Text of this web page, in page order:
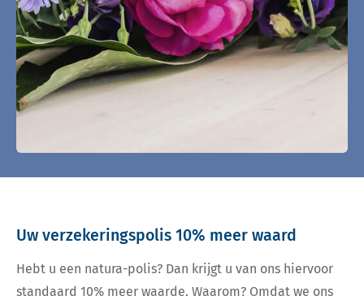
Uw verzekeringspolis 10% meer waard
Hebt u een natura-polis? Dan krijgt u van ons hiervoor
standaard 10% meer waarde. Waarom? Omdat we ons